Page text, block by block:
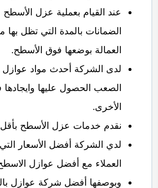
عند القيام بعملية عزل
الضمانات بالمدة التي تظل بها
العمالة بوضعها فوق الأسطح.
لدى الشركة أحدث مواد عوازل
الصعب الحصول عليها
الأخرى.
نقدم خدمات عزل الأسطح بأقل
لدي الشركة أفضل الأسعار
العملاء مع أفضل عوازل
وبوصفها أفضل شركة عوازل